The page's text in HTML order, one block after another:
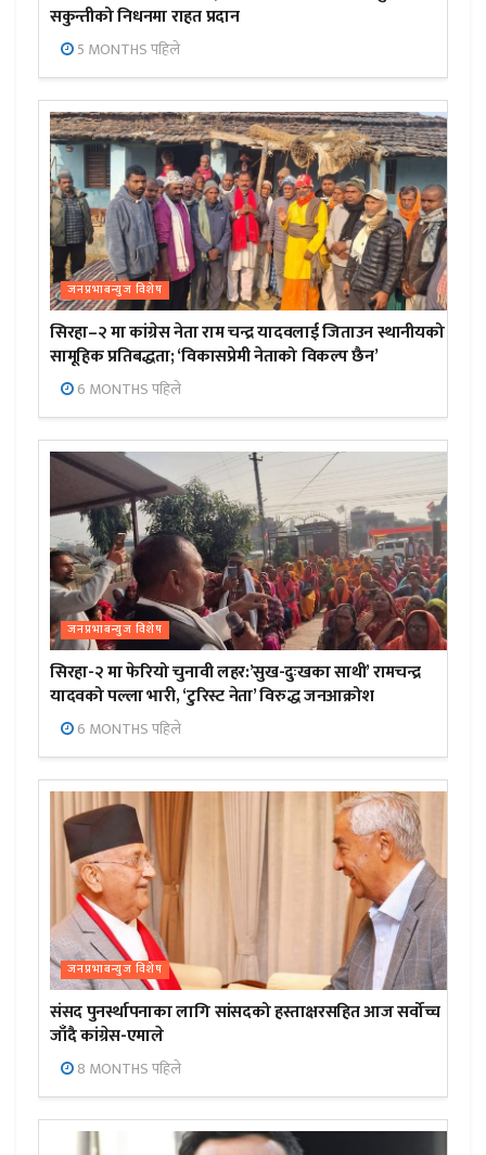
सकुन्तीको निधनमा राहत प्रदान
5 MONTHS पहिले
जनप्रभाबन्युज विशेष
सिरहा–२ मा कांग्रेस नेता राम चन्द्र यादवलाई जिताउन स्थानीयको
सामूहिक प्रतिबद्धता; ‘विकासप्रेमी नेताको विकल्प छैन’
6 MONTHS पहिले
जनप्रभाबन्युज विशेष
सिरहा-२ मा फेरियो चुनावी लहर:’सुख-दुःखका साथी’ रामचन्द्र
यादवको पल्ला भारी, ‘टुरिस्ट नेता’ विरुद्ध जनआक्रोश
6 MONTHS पहिले
जनप्रभाबन्युज विशेष
संसद पुनर्स्थापनाका लागि सांसदको हस्ताक्षरसहित आज सर्वोच्च
जाँदै कांग्रेस-एमाले
8 MONTHS पहिले